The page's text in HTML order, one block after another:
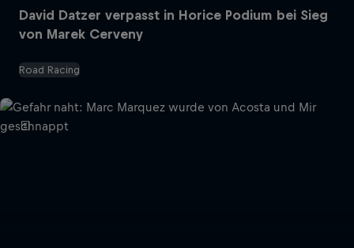
David Datzer verpasst in Horice Podium bei Sieg
von Marek Cerveny
Road Racing